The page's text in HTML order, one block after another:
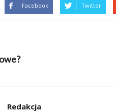
Facebook Twitter
Redakcja